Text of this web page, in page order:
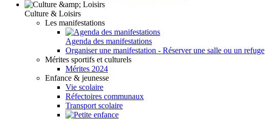
Culture & Loisirs
Les manifestations
Agenda des manifestations
Organiser une manifestation - Réserver une salle ou un refuge
Mérites sportifs et culturels
Mérites 2024
Enfance & jeunesse
Vie scolaire
Réfectoires communaux
Transport scolaire